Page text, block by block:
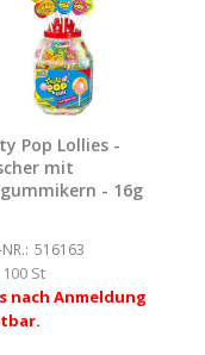
Pop Lollies -
mit
- 16g
516163
100 St
nach Anmeldung